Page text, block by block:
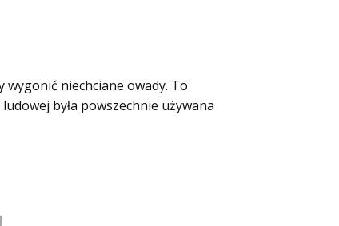
wygonić niechciane owady. To
była powszechnie używana